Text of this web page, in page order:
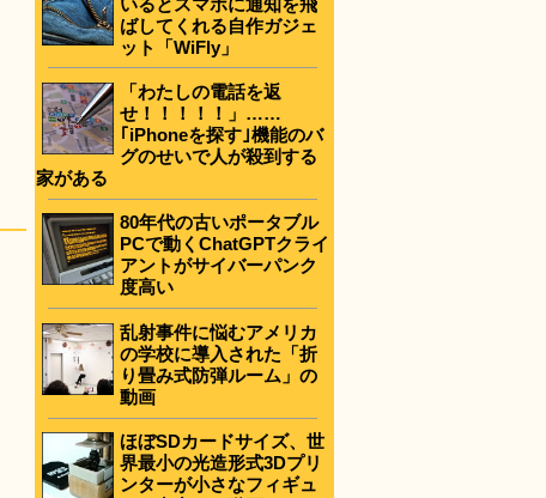
ばしてくれる自作ガジェ
ット「WiFly」
「わたしの電話を返
せ！！！！！」……
｢iPhoneを探す｣機能のバ
グのせいで人が殺到する
家がある
80年代の古いポータブル
PCで動くChatGPTクライ
アントがサイバーパンク
度高い
乱射事件に悩むアメリカ
の学校に導入された「折
り畳み式防弾ルーム」の
動画
ほぼSDカードサイズ、世
界最小の光造形式3Dプリ
ンターが小さなフィギュ